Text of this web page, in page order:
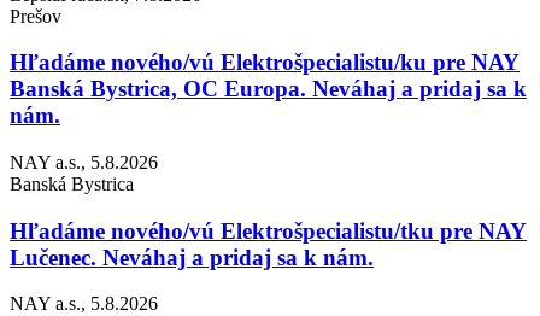
Prešov
Hľadáme nového/vú Elektrošpecialistu/ku pre NAY
Banská Bystrica, OC Europa. Neváhaj a pridaj sa k
nám.
NAY a.s., 5.8.2026
Banská Bystrica
Hľadáme nového/vú Elektrošpecialistu/tku pre NAY
Lučenec. Neváhaj a pridaj sa k nám.
NAY a.s., 5.8.2026